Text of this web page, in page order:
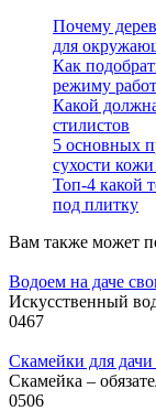
Почему
для
Как
режиму
Какой
стилистов
5 основных
сухости
Топ-4 какой
под плитку
Вам также может
Водоем на даче
Искусственный
0467
Скамейки для
Скамейка –
0506